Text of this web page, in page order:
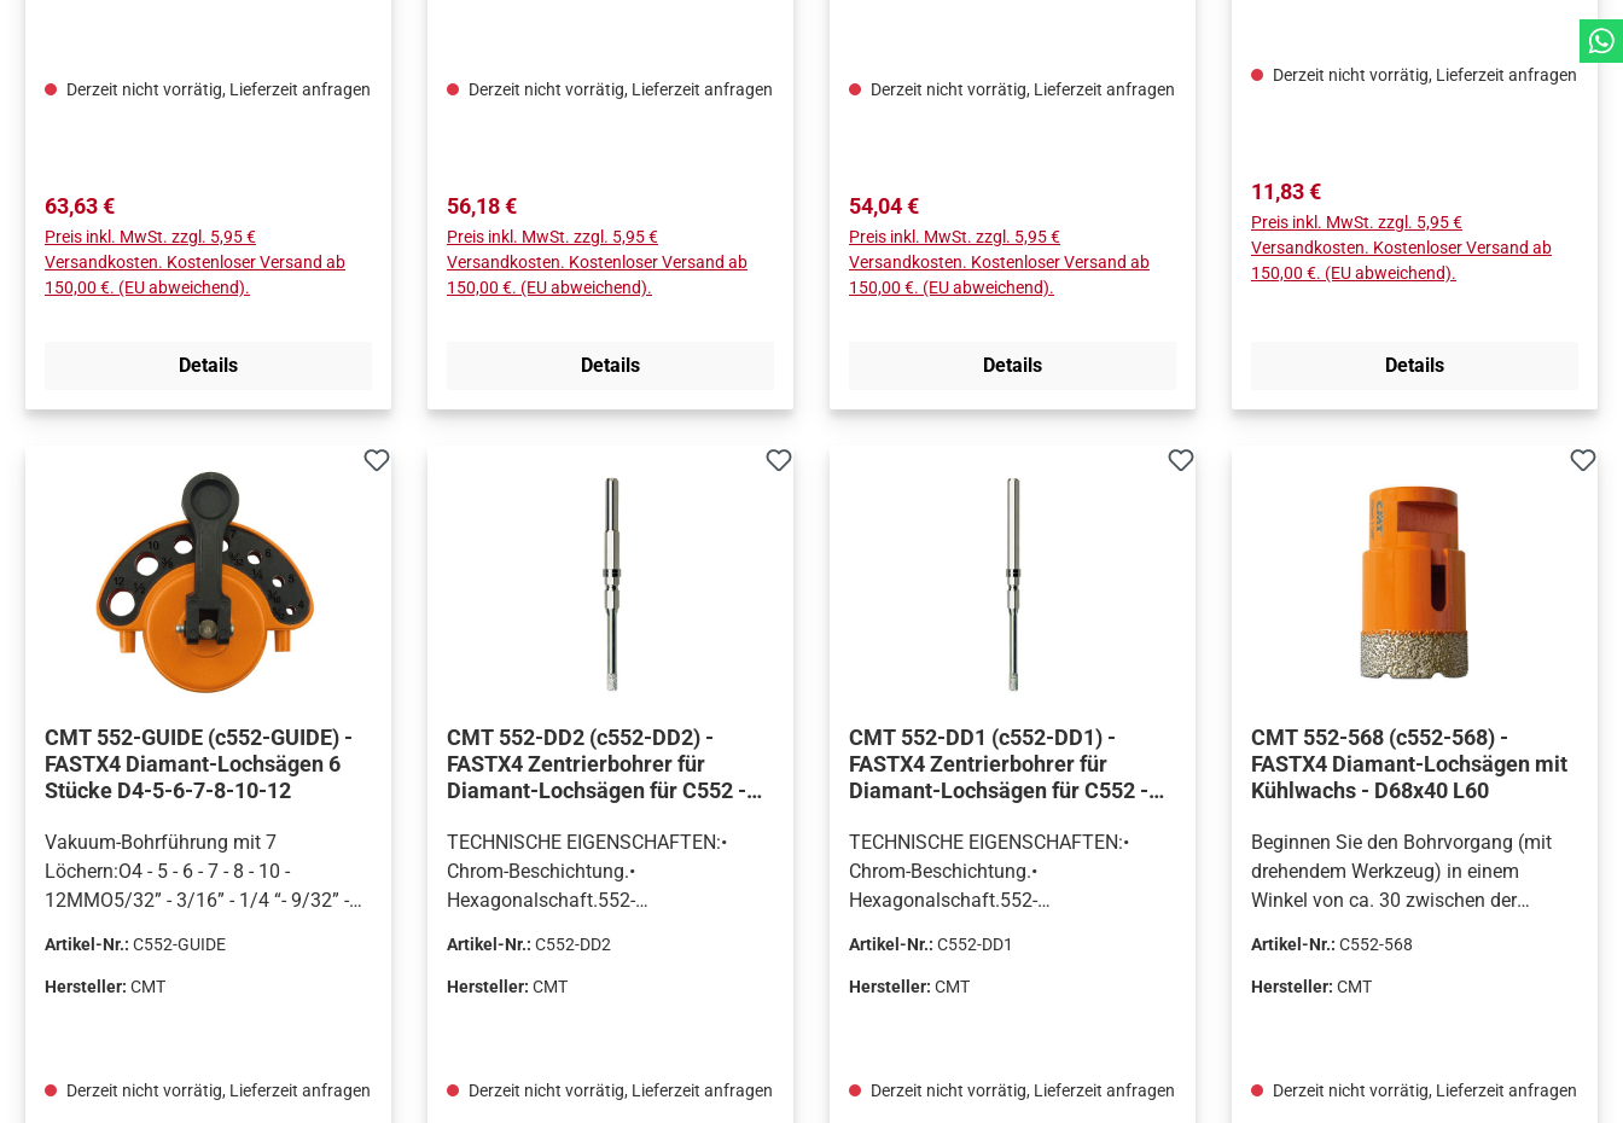
längere Lebensdauer
während des Aufpralls mit den
härtesten Materialien zu verhindern.
Derzeit nicht vorrätig, Lieferzeit anfragen
Regulärer Preis:
63,63 €
Preis inkl. MwSt. zzgl. 5,95 €
Versandkosten. Kostenloser Versand ab
150,00 €. (EU abweichend).
Details
längere Lebensdauer
während des Aufpralls mit den
härtesten Materialien zu verhindern.
Derzeit nicht vorrätig, Lieferzeit anfragen
Regulärer Preis:
56,18 €
Preis inkl. MwSt. zzgl. 5,95 €
Versandkosten. Kostenloser Versand ab
150,00 €. (EU abweichend).
Details
längere Lebensdauer
während des Aufpralls mit den
härtesten Materialien zu verhindern.
Derzeit nicht vorrätig, Lieferzeit anfragen
Regulärer Preis:
54,04 €
Preis inkl. MwSt. zzgl. 5,95 €
Versandkosten. Kostenloser Versand ab
150,00 €. (EU abweichend).
Details
Derzeit nicht vorrätig, Lieferzeit anfragen
Regulärer Preis:
11,83 €
Preis inkl. MwSt. zzgl. 5,95 €
Versandkosten. Kostenloser Versand ab
150,00 €. (EU abweichend).
Details
CMT 552-GUIDE (c552-GUIDE) -
FASTX4 Diamant-Lochsägen 6
Stücke D4-5-6-7-8-10-12
Vakuum-Bohrführung mit 7
Löchern:O4 - 5 - 6 - 7 - 8 - 10 -
12MMO5/32” - 3/16” - 1/4 “- 9/32” -
Artikel-Nr.: C552-GUIDE
Hersteller: CMT
Derzeit nicht vorrätig, Lieferzeit anfragen
CMT 552-DD2 (c552-DD2) -
FASTX4 Zentrierbohrer für
Diamant-Lochsägen für C552 -
TECHNISCHE EIGENSCHAFTEN:•
Chrom-Beschichtung.•
Hexagonalschaft.552-
Durchmesser kleiner oder gleich ?
O30MM (1-3/16”).Sechskantschaft
DD2Diamantbestückte Lochsägen mit
Artikel-Nr.: C552-DD2
Hersteller: CMT
Derzeit nicht vorrätig, Lieferzeit anfragen
CMT 552-DD1 (c552-DD1) -
FASTX4 Zentrierbohrer für
Diamant-Lochsägen für C552 -
TECHNISCHE EIGENSCHAFTEN:•
Chrom-Beschichtung.•
Hexagonalschaft.552-
Durchmesser kleiner oder gleich
30MM (1-3/16”).Sechskantschaft mit
DD2Diamantbestückte Lochsägen mit
Artikel-Nr.: C552-DD1
Hersteller: CMT
Derzeit nicht vorrätig, Lieferzeit anfragen
CMT 552-568 (c552-568) -
FASTX4 Diamant-Lochsägen mit
Kühlwachs - D68x40 L60
Beginnen Sie den Bohrvorgang (mit
drehendem Werkzeug) in einem
Winkel von ca. 30 zwischen der
Weise vermeiden Sie ein Verrutschen
des Werkzeugs und erhalten eine
erhalten.Bohren Sie weiter vertikal,
Artikel-Nr.: C552-568
Hersteller: CMT
Derzeit nicht vorrätig, Lieferzeit anfragen